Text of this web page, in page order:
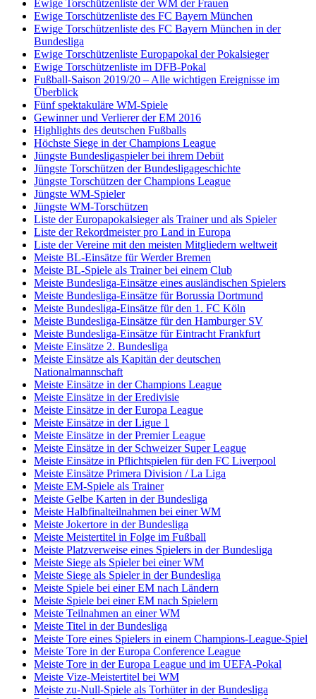
Ewige Torschützenliste der WM der Frauen
Ewige Torschützenliste des FC Bayern München
Ewige Torschützenliste des FC Bayern München in der
Bundesliga
Ewige Torschützenliste Europapokal der Pokalsieger
Ewige Torschützenliste im DFB-Pokal
Fußball-Saison 2019/20 – Alle wichtigen Ereignisse im
Überblick
Fünf spektakuläre WM-Spiele
Gewinner und Verlierer der EM 2016
Highlights des deutschen Fußballs
Höchste Siege in der Champions League
Jüngste Bundesligaspieler bei ihrem Debüt
Jüngste Torschützen der Bundesligageschichte
Jüngste Torschützen der Champions League
Jüngste WM-Spieler
Jüngste WM-Torschützen
Liste der Europapokalsieger als Trainer und als Spieler
Liste der Rekordmeister pro Land in Europa
Liste der Vereine mit den meisten Mitgliedern weltweit
Meiste BL-Einsätze für Werder Bremen
Meiste BL-Spiele als Trainer bei einem Club
Meiste Bundesliga-Einsätze eines ausländischen Spielers
Meiste Bundesliga-Einsätze für Borussia Dortmund
Meiste Bundesliga-Einsätze für den 1. FC Köln
Meiste Bundesliga-Einsätze für den Hamburger SV
Meiste Bundesliga-Einsätze für Eintracht Frankfurt
Meiste Einsätze 2. Bundesliga
Meiste Einsätze als Kapitän der deutschen
Nationalmannschaft
Meiste Einsätze in der Champions League
Meiste Einsätze in der Eredivisie
Meiste Einsätze in der Europa League
Meiste Einsätze in der Ligue 1
Meiste Einsätze in der Premier League
Meiste Einsätze in der Schweizer Super League
Meiste Einsätze in Pflichtspielen für den FC Liverpool
Meiste Einsätze Primera Division / La Liga
Meiste EM-Spiele als Trainer
Meiste Gelbe Karten in der Bundesliga
Meiste Halbfinalteilnahmen bei einer WM
Meiste Jokertore in der Bundesliga
Meiste Meistertitel in Folge im Fußball
Meiste Platzverweise eines Spielers in der Bundesliga
Meiste Siege als Spieler bei einer WM
Meiste Siege als Spieler in der Bundesliga
Meiste Spiele bei einer EM nach Ländern
Meiste Spiele bei einer EM nach Spielern
Meiste Teilnahmen an einer WM
Meiste Titel in der Bundesliga
Meiste Tore eines Spielers in einem Champions-League-Spiel
Meiste Tore in der Europa Conference League
Meiste Tore in der Europa League und im UEFA-Pokal
Meiste Vize-Meistertitel bei WM
Meiste zu-Null-Spiele als Torhüter in der Bundesliga